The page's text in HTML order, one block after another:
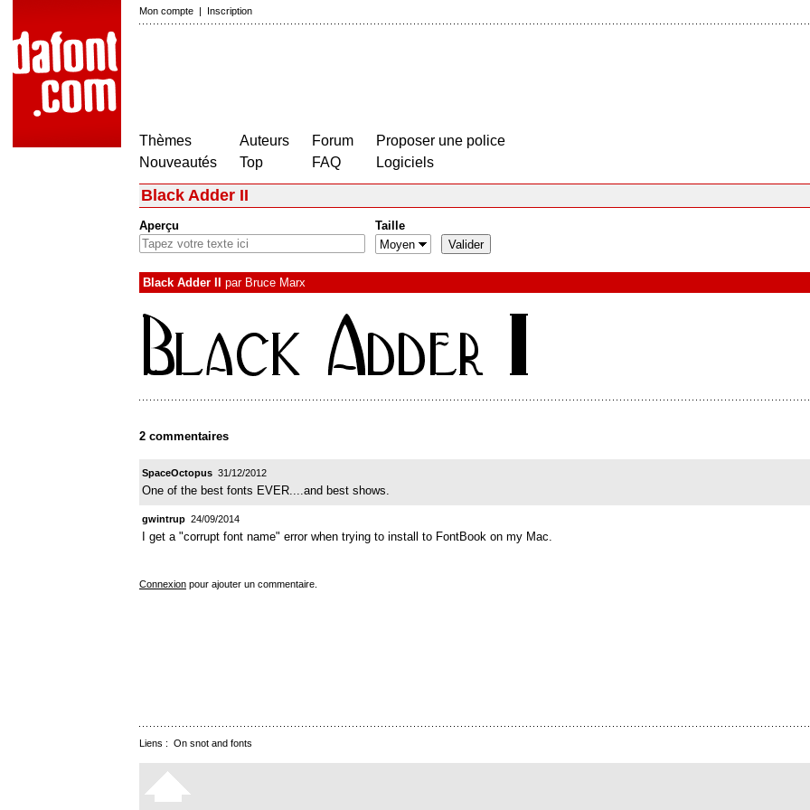
Mon compte | Inscription
Thèmes
Nouveautés
Auteurs
Top
Forum
FAQ
Proposer une police
Logiciels
Black Adder II
Aperçu Taille
Black Adder II par Bruce Marx
2 commentaires
SpaceOctopus 31/12/2012
One of the best fonts EVER....and best shows.
gwintrup 24/09/2014
I get a "corrupt font name" error when trying to install to FontBook on my Mac.
Connexion pour ajouter un commentaire.
Liens : On snot and fonts